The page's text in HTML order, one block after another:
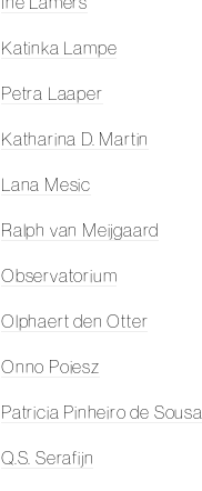
Katinka Lampe
Petra Laaper
Katharina D. Martin
Lana Mesic
Ralph van Meijgaard
Observatorium
Olphaert den Otter
Onno Poiesz
Patricia Pinheiro de Sousa
Q.S. Serafijn